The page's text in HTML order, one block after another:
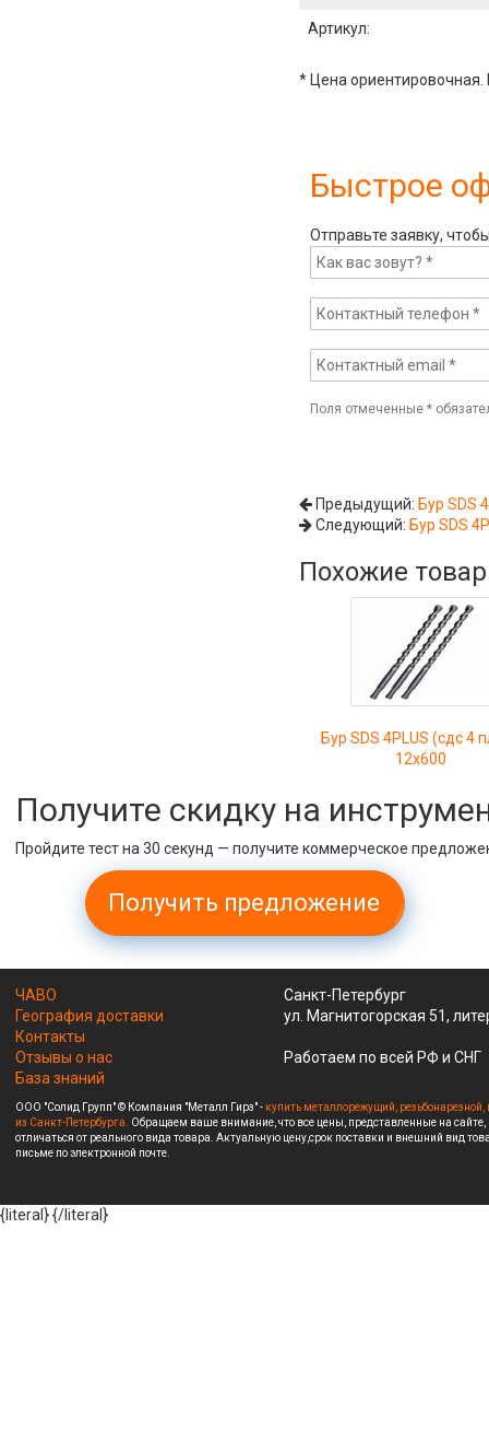
Артикул:
* Цена ориентировочная.
Быстрое
Отправьте заявку,
Поля отмеченные*
Предыдущий: Бур SDS
Следующий: Бур SDS
Похожие
Бур SDS 4PLUS (сдс 4
12х600
Получите скидку на
Пройдите тест на 30 секунд — получите коммерческое
Получить предложение
ЧАВО
География доставки
Контакты
Отзывы о нас
База знаний
Санкт-Петербург
ул. Магнитогорская 51,
Работаем по всей РФ и СНГ
ООО "Солид Групп" © Компания "Металл Гирз" - купить металлорежущий,
из Санкт-Петербурга. Обращаем ваше внимание, что все цены, представленные на
отличаться от реального вида товара. Актуальную цену,срок поставки и внешний вид
письме по электронной почте.
{literal}{/literal}